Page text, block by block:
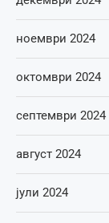
ноември 2024
октомври 2024
септември 2024
август 2024
јули 2024